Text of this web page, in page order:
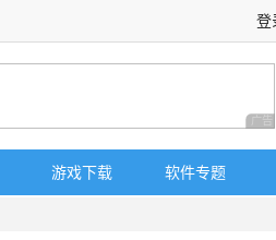
登
广
游戏下载 软件专题